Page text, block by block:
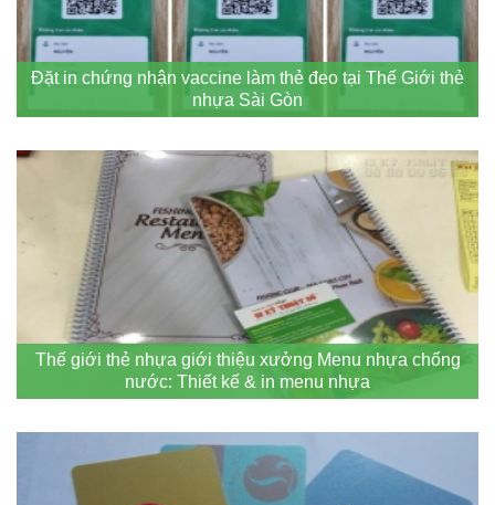
Đặt in chứng nhận vaccine làm thẻ đeo tại Thế Giới thẻ
nhựa Sài Gòn
Thế giới thẻ nhựa giới thiệu xưởng Menu nhựa chống
nước: Thiết kế & in menu nhựa